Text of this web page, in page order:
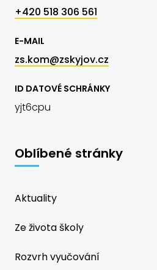
+420 518 306 561
E-MAIL
zs.kom@zskyjov.cz
ID DATOVÉ SCHRÁNKY
yjt6cpu
Oblíbené stránky
Aktuality
Ze života školy
Rozvrh vyučování